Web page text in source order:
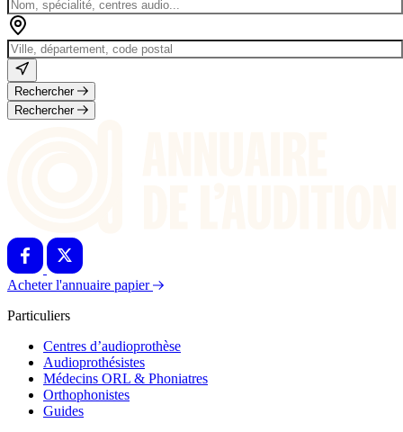
Rechercher
Rechercher
Acheter l'annuaire papier
Particuliers
Centres d’audioprothèse
Audioprothésistes
Médecins ORL & Phoniatres
Orthophonistes
Guides